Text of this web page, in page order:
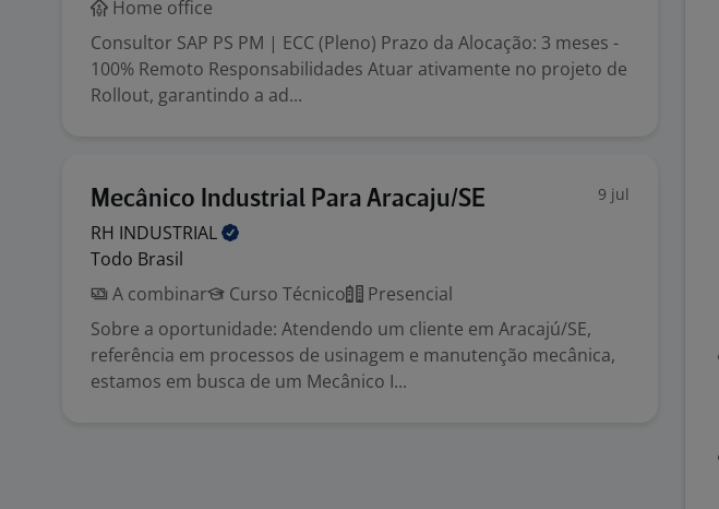
Home office
Consultor SAP PS PM | ECC (Pleno) Prazo da Alocação: 3 meses -
100% Remoto Responsabilidades Atuar ativamente no projeto de
Rollout, garantindo a ad...
Mecânico Industrial Para Aracaju/SE 9 jul
RH INDUSTRIAL
Todo Brasil
A combinar
Curso Técnico
Presencial
Sobre a oportunidade: Atendendo um cliente em Aracajú/SE,
referência em processos de usinagem e manutenção mecânica,
estamos em busca de um Mecânico I...